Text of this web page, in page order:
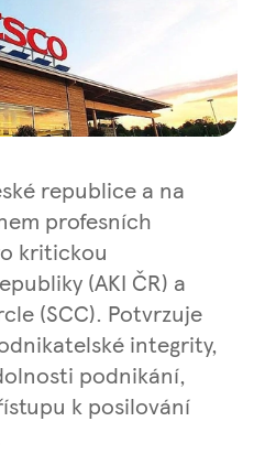
republice a na
profesních
kritickou
(AKI ČR) a
(SCC). Potvrzuje
integrity,
podnikání,
k posilování